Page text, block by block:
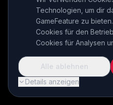
INSERT COIN
Technologien, um dir
GameFeature zu
Cookies für den
Cookies für Analysen
Details anzeigen
Alle ablehnen